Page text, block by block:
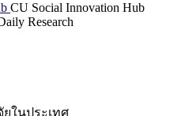
CU Social Innovation Hub
Research
ในประเทศ